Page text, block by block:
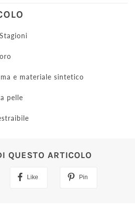
e materiale sintetico
pelle
QUESTO ARTICOLO
Like Pin